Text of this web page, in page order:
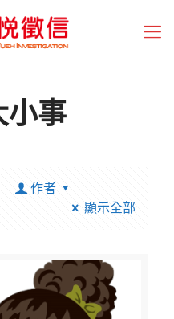
小事
作者
顯示全部